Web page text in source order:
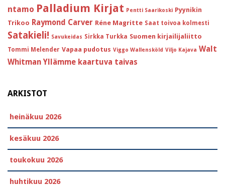
ntamo Palladium Kirjat Pentti Saarikoski Pyynikin
Trikoo Raymond Carver Réne Magritte Saat toivoa kolmesti
Satakieli! Savukeidas Sirkka Turkka Suomen kirjailijaliitto
Tommi Melender Vapaa pudotus Viggo Wallensköld Viljo Kajava Walt
Whitman Yllämme kaartuva taivas
ARKISTOT
heinäkuu 2026
kesäkuu 2026
toukokuu 2026
huhtikuu 2026